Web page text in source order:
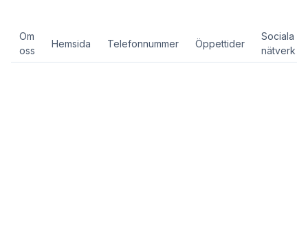
Om
oss
Hemsida Telefonnummer Öppettider
Sociala
nätverk